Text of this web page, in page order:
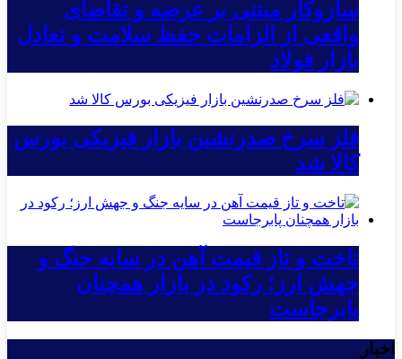
سازوکار مبتنی بر عرضه و تقاضای
واقعی از الزامات حفظ سلامت و تعادل
بازار فولاد
فلز سرخ صدرنشین بازار فیزیکی بورس
کالا شد
تاخت و تاز قیمت آهن در سایه جنگ و
جهش ارز؛ رکود در بازار همچنان
پابرجاست
اخبار